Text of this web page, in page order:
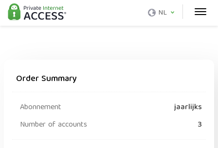
NL
Order Summary
Abonnement
jaarlijks
Number of accounts
3